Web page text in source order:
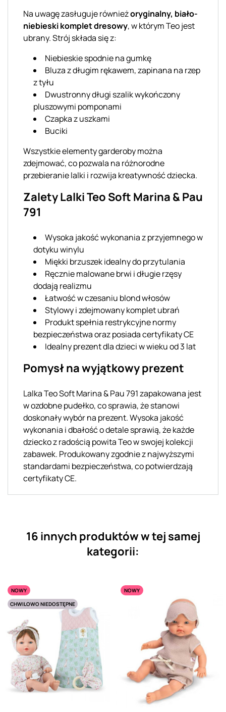
Na uwagę zasługuje równieżoryginalny, biało-
niebieski komplet dresowy, w którym Teo jest
ubrany. Strój składa się z:
Niebieskie spodnie na gumkę
Bluza z długim rękawem, zapinana na rzep
z tyłu
Dwustronny długi szalik wykończony
pluszowymi pomponami
Czapka z uszkami
Buciki
Wszystkie elementy garderoby można
zdejmować, co pozwala na różnorodne
przebieranie lalki i rozwija kreatywność dziecka.
Zalety Lalki Teo Soft Marina & Pau
791
Wysoka jakość wykonania z przyjemnego w
dotyku winylu
Miękki brzuszek idealny do przytulania
Ręcznie malowane brwi i długie rzęsy
dodają realizmu
Łatwość w czesaniu blond włosów
Stylowy i zdejmowany komplet ubrań
Produkt spełnia restrykcyjne normy
bezpieczeństwa oraz posiada certyfikaty CE
Idealny prezent dla dzieci w wieku od 3 lat
Pomysł na wyjątkowy prezent
Lalka Teo Soft Marina & Pau 791 zapakowana jest
w ozdobne pudełko, co sprawia, że stanowi
doskonały wybór na prezent. Wysoka jakość
wykonania i dbałość o detale sprawią, że każde
dziecko z radością powita Teo w swojej kolekcji
zabawek. Produkowany zgodnie z najwyższymi
standardami bezpieczeństwa, co potwierdzają
certyfikaty CE.
16 innych produktów w tej samej
kategorii:
NOWY
CHWILOWO NIEDOSTĘPNE
NOWY